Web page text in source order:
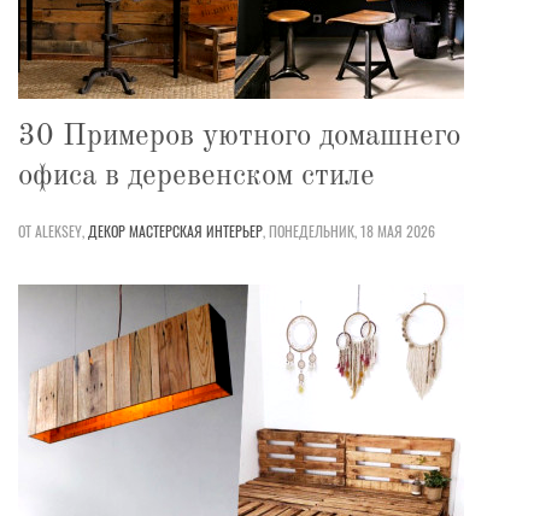
30 Примеров уютного домашнего
офиса в деревенском стиле
ОТ ALEKSEY, ДЕКОРМАСТЕРСКАЯ ИНТЕРЬЕР,ПОНЕДЕЛЬНИК, 18 МАЯ 2026